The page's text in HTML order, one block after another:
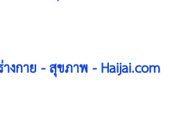
งกาย - สุขภาพ - Haijai.com